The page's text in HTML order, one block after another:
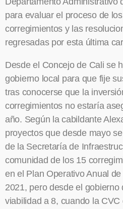
para evaluar el proceso de
corregimientos y las
regresadas por esta última
Desde el Concejo de Cali se
gobierno local para que fije
tras conocerse que la
corregimientos no estaría
año. Según la cabildante
proyectos que desde mayo
de la Secretaría de
comunidad de los 15
en el Plan Operativo Anual
2021, pero desde el gobierno
viabilidad a 8, cuando la